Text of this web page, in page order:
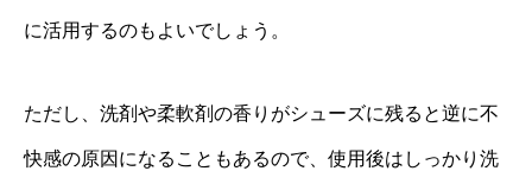
に活用するのもよいでしょう。
ただし、洗剤や柔軟剤の香りがシューズに残ると逆に不
快感の原因になることもあるので、使用後はしっかり洗